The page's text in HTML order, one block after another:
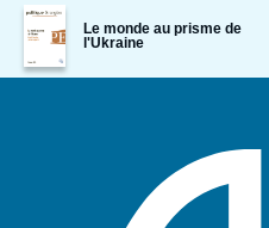
Image
de
couverture
de
Le monde au prisme de
l'Ukraine